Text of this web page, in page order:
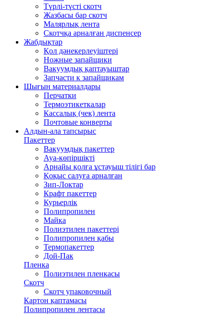
Түрлі-түсті скотч
Жазбасы бар скотч
Малярлық лента
Скотчқа арналған диспенсер
Жабдықтар
Қол дәнекерлеуіштері
Ножные запайщики
Вакуумдық қаптауыштар
Запчасти к запайщикам
Шығын материалдары
Перчатки
Термоэтикеткалар
Кассалық (чек) лента
Почтовые конверты
Алдын-ала тапсырыс
Пакеттер
Вакуумдық пакеттер
Ауа-көпіршікті
Арнайы қолға ұстауыш тілігі бар
Қоқыс салуға арналған
Зип-Локтар
Крафт пакеттер
Курьерлік
Полипропилен
Майка
Полиэтилен пакеттері
Полипропилен қабы
Термопакеттер
Дой-Пак
Пленка
Полиэтилен пленкасы
Скотч
Скотч упаковочный
Картон қаптамасы
Полипропилен лентасы